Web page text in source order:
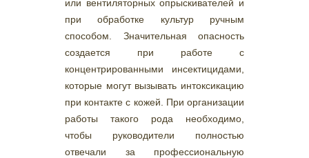
или вентиляторных опрыскивателей и
при обработке культур ручным
способом. Значительная опасность
создается при работе с
концентрированными инсектицидами,
которые могут вызывать интоксикацию
при контакте с кожей. При организации
работы такого рода необходимо,
чтобы руководители полностью
отвечали за профессиональную